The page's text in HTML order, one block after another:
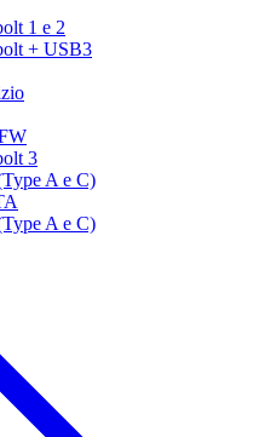
1 e 2
+ USB3
3
A e C)
A e C)